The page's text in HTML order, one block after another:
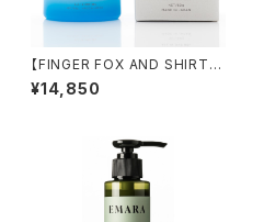
【FINGER FOX AND SHIRT
S】ALL IN ONE GEL 60g
¥14,850